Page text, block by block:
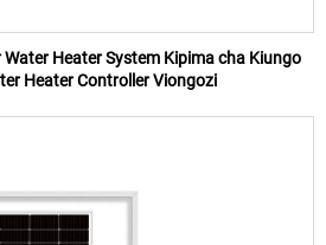
Heater System Kipima cha Kiungo
Heater Controller Viongozi